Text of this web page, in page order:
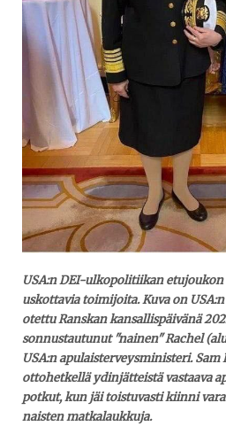
USA:n DEI-ulkopolitiikan etujoukon
uskottavia toimijoita. Kuva on
otettu Ranskan kansallispäivänä
sonnustautunut "nainen" Rachel
USA:n apulaisterveysministeri.
ottohetkellä ydinjätteistä vastaava
potkut, kun jäi toistuvasti kiinni
naisten matkalaukkuja.